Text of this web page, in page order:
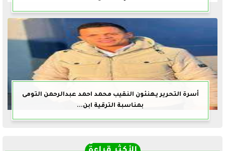
أسرة التحرير يهنئون النقيب محمد احمد عبدالرحمن التومى
بمناسبة الترقية ابن...